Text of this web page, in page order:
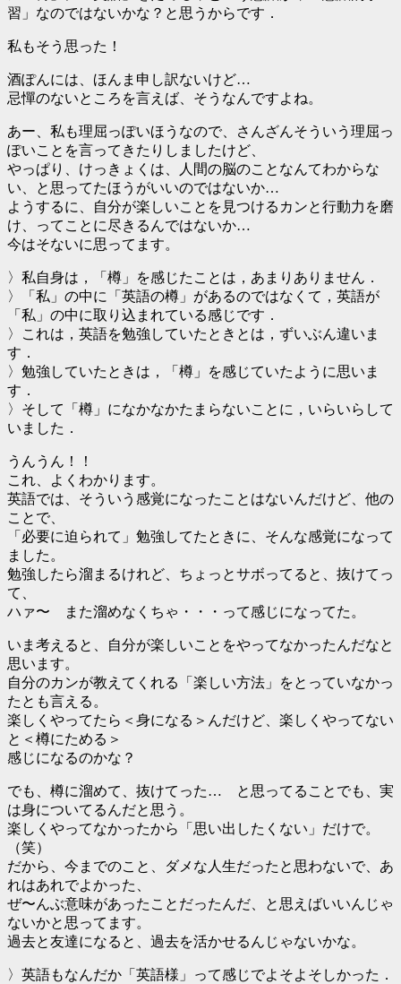
習」なのではないかな？と思うからです．
私もそう思った！
酒ぽんには、ほんま申し訳ないけど…
忌憚のないところを言えば、そうなんですよね。
あー、私も理屈っぽいほうなので、さんざんそういう理屈っ
ぽいことを言ってきたりしましたけど、
やっぱり、けっきょくは、人間の脳のことなんてわからな
い、と思ってたほうがいいのではないか…
ようするに、自分が楽しいことを見つけるカンと行動力を磨
け、ってことに尽きるんではないか…
今はそないに思ってます。
〉私自身は，「樽」を感じたことは，あまりありません．
〉「私」の中に「英語の樽」があるのではなくて，英語が
「私」の中に取り込まれている感じです．
〉これは，英語を勉強していたときとは，ずいぶん違いま
す．
〉勉強していたときは，「樽」を感じていたように思いま
す．
〉そして「樽」になかなかたまらないことに，いらいらして
いました．
うんうん！！
これ、よくわかります。
英語では、そういう感覚になったことはないんだけど、他の
ことで、
「必要に迫られて」勉強してたときに、そんな感覚になって
ました。
勉強したら溜まるけれど、ちょっとサボってると、抜けてっ
て、
ハァ〜 また溜めなくちゃ・・・って感じになってた。
いま考えると、自分が楽しいことをやってなかったんだなと
思います。
自分のカンが教えてくれる「楽しい方法」をとっていなかっ
たとも言える。
楽しくやってたら＜身になる＞んだけど、楽しくやってない
と＜樽にためる＞
感じになるのかな？
でも、樽に溜めて、抜けてった… と思ってることでも、実
は身についてるんだと思う。
楽しくやってなかったから「思い出したくない」だけで。
（笑）
だから、今までのこと、ダメな人生だったと思わないで、あ
れはあれでよかった、
ぜ〜んぶ意味があったことだったんだ、と思えばいいんじゃ
ないかと思ってます。
過去と友達になると、過去を活かせるんじゃないかな。
〉英語もなんだか「英語様」って感じでよそよそしかった．